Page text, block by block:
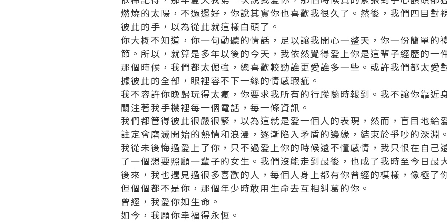
燃燒的太陽，不過還好，你說其實你也喜歡我很久了。然後，我們四目對
彼此的手，以為從此就這樣白頭了。
你大概不知道，你一句動聽的情話，足以讓我開心一整天，你一份簡單的
節。所以，就算是多年以後的今天，我依然覺得愛上你是這輩子經歷的一
那個時候，我們都太倔強，總喜歡較勁誰更愛誰多一些。或許我們都太愛
據彼此的全部，眼裡容不下一絲的情感瑕疵。
我不容許你晚歸玩得太瘋，你要求我所有的行蹤隨時報到。我不讓你靠近
關注著我手機裡每一個電話，每一條資訊。
我們都管得彼此很嚴很緊，以為這就是愛一個人的表現，然而，盲目地給
註定會磨滅開始的熱情和浪漫，逐漸陷入矛盾的邊緣，結束於爭吵的深淵
我從未後悔過愛上了你，只不過愛上你的時候還不懂感情，我只恨在自己
了一個想要照顧一輩子的女生。我們沒能走到最後，也成了我時至今日最
後來，我也遇見過很多喜歡的人，每個人身上都有你曾經的模樣，像極了
但個個都不是你，那個年少時敢用生命去互相糾葛的你。
曾經，我愛你如生命。
如今，我願你幸福得永恆。